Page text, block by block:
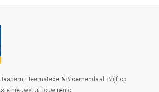
Heemstede & Bloemendaal. Blijf op
nieuws uit jouw regio.